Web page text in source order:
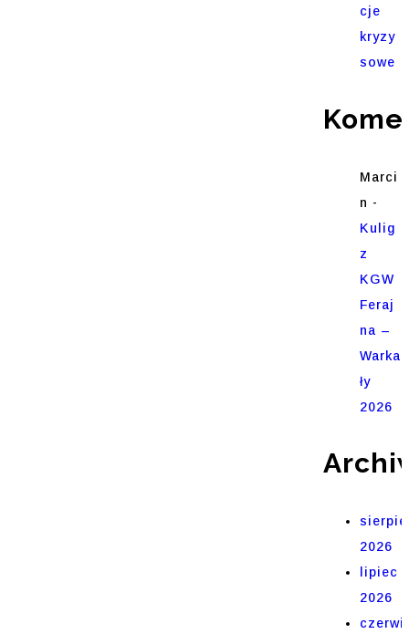
cje
kryzy
sowe
Marci
n -
Kulig
z
KGW
Feraj
na –
Warka
ły
2026
2026
lipiec
2026